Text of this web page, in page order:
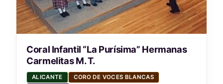
Coral Infantil “La Purísima” Hermanas
Carmelitas M. T.
ALICANTE
CORO DE VOCES BLANCAS